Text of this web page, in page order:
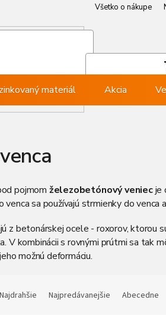
Všetko o nákupe
materiál Akcia
pojmom železobetónový veniecje
sa používajú strmienky do venca
z betonárskej ocele - roxorov, ktorou
V kombinácii s rovnými prútmi sa tak
možnú deformáciu.
Najdrahšie Najpredávanejšie Abecedne